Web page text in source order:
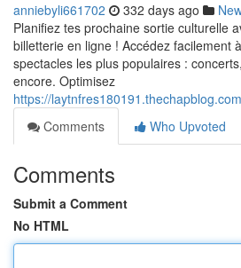
anniebyli661702 332 days ago
Planifiez tes prochaine sortie culturelle
billetterie en ligne ! Accédez facilement
spectacles les plus populaires :
encore. Optimisez
https://
Comments
Who Upvoted
Comments
Submit a Comment
No HTML